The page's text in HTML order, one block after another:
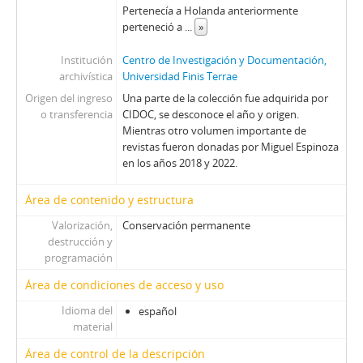
01611 - Revista Ercilla. Año XXXII, N° 1611
01612 - Revista Ercilla. Año XXXII, N° 1612
01614 - Revista Ercilla. Año XXXII, N° 1614
01615 - Revista Ercilla. Año XXXII, N° 1615
01616 - Revista Ercilla. Año XXXII, N° 1616
01617 - Revista Ercilla. Año XXXII, N° 1617
01618 - Revista Ercilla. Año XXXII, N° 1618
01619 - Revista Ercilla. Año XXXII, N° 1619
01623 - Revista Ercilla. Año XXXII, N° 1623
01624 - Revista Ercilla. Año XXXII, N° 1624
01625 - Revista Ercilla. Año XXXII, N° 1625
01626 - Revista Ercilla. Año XXXII, N° 1626
01627 - Revista Ercilla. Año XXXII, N° 1627
01628 - Revista Ercilla. Año XXXII, N° 1628
01629 - Revista Ercilla. Año XXXII, N° 1629
Pertenecía a Holanda anteriormente
perteneció a ... »
Institución
archivística
Centro de Investigación y Documentación,
Universidad Finis Terrae
Origen del ingreso
o transferencia
Una parte de la colección fue adquirida por
CIDOC, se desconoce el año y origen.
Mientras otro volumen importante de
revistas fueron donadas por Miguel Espinoza
en los años 2018 y 2022.
Área de contenido y estructura
Valorización,
destrucción y
programación
Conservación permanente
Área de condiciones de acceso y uso
Idioma del
material
español
Área de control de la descripción